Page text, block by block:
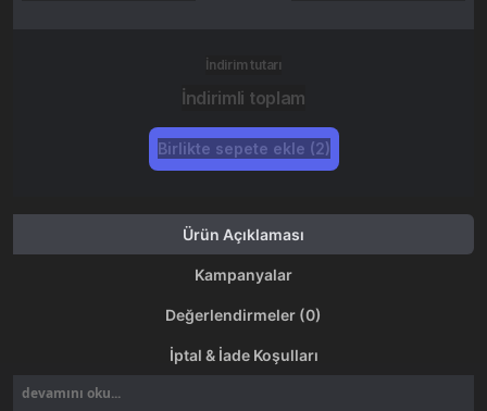
İndirim tutarı
İndirimli toplam
Birlikte sepete ekle (2)
Ürün Açıklaması
Kampanyalar
Değerlendirmeler (0)
İptal & İade Koşulları
devamını oku...